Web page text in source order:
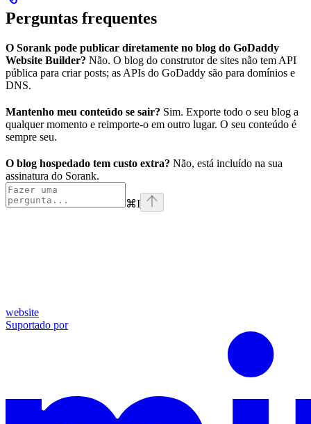
Perguntas frequentes
O Sorank pode publicar diretamente no blog do GoDaddy
Website Builder? Não. O blog do construtor de sites não tem API
pública para criar posts; as APIs do GoDaddy são para domínios e
DNS.
Mantenho meu conteúdo se sair? Sim. Exporte todo o seu blog a
qualquer momento e reimporte-o em outro lugar. O seu conteúdo é
sempre seu.
O blog hospedado tem custo extra? Não, está incluído na sua
assinatura do Sorank.
⌘I
website
Suportado por